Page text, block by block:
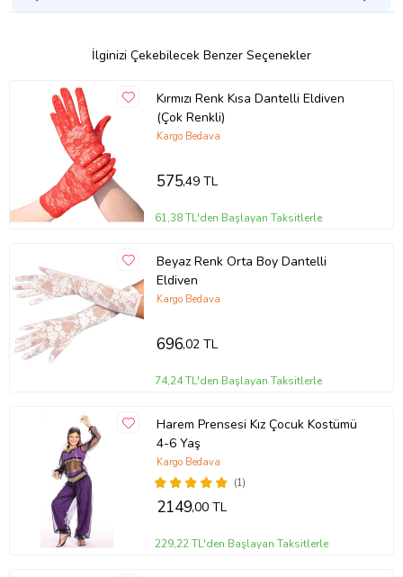
İlginizi Çekebilecek Benzer Seçenekler
Kırmızı Renk Kısa Dantelli Eldiven
(Çok Renkli)
Kargo Bedava
575,49 TL
61,38 TL'den Başlayan Taksitlerle
Beyaz Renk Orta Boy Dantelli
Eldiven
Kargo Bedava
696,02 TL
74,24 TL'den Başlayan Taksitlerle
Harem Prensesi Kız Çocuk Kostümü
4-6 Yaş
(1)
Kargo Bedava
2149,00 TL
229,22 TL'den Başlayan Taksitlerle